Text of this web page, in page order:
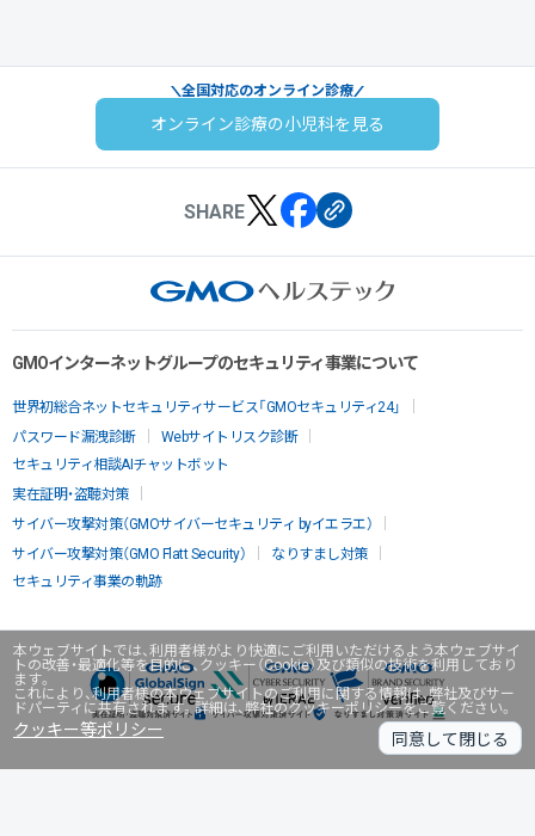
本ウェブサイトでは、利用者様がより快適にご利用いただけるよう本ウェブサイ
トの改善・最適化等を目的に、クッキー（Cookie）及び類似の技術を利用しており
ます。
これにより、利用者様の本ウェブサイトのご利用に関する情報は、弊社及びサー
ドパーティに共有されます。詳細は、弊社のクッキーポリシーをご覧ください。
クッキー等ポリシー 同意して閉じる
全国対応のオンライン診療
オンライン診療の小児科を見る
SHARE
GMOインターネットグループのセキュリティ事業について
世界初総合ネットセキュリティサービス「GMOセキュリティ24」
パスワード漏洩診断
Webサイトリスク診断
セキュリティ相談AIチャットボット
実在証明・盗聴対策
サイバー攻撃対策（GMOサイバーセキュリティ byイエラエ）
サイバー攻撃対策（GMO Flatt Security）
なりすまし対策
セキュリティ事業の軌跡